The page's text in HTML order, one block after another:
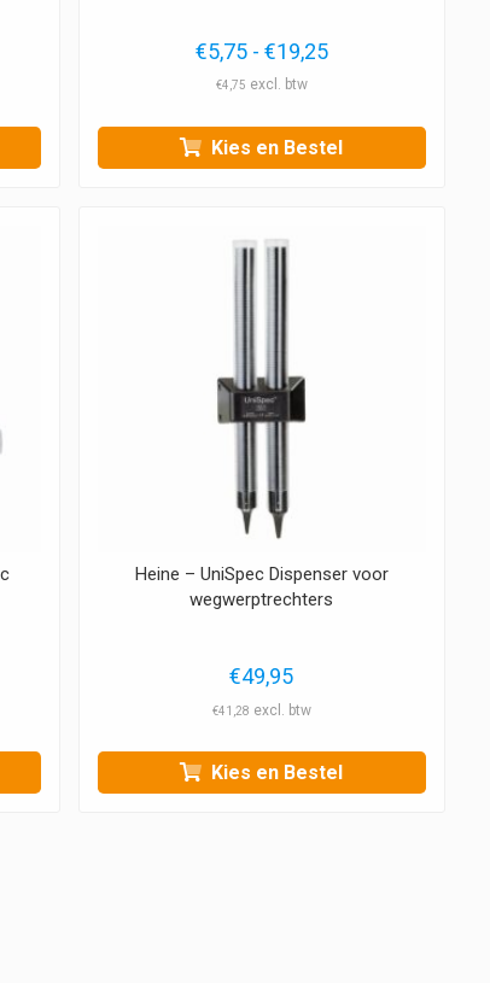
€5,75 - €19,25Prijsklasse:
€19,25
€4,75
Kies en Bestel
Heine – UniSpec Dispenser voor
wegwerptrechters
€49,95
€41,28
Kies en Bestel